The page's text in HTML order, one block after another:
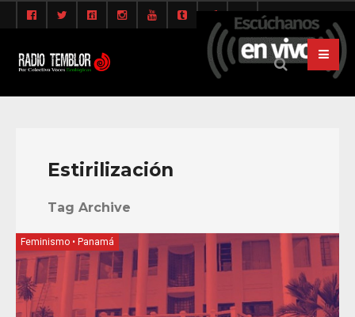
Estirilización
Tag Archive
Feminismo • Panamá